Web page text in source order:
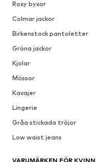
Roxy byxor
Colmar jackor
Birkenstock pantoletter
Gröna jackor
Kjolar
Mössor
Kavajer
Lingerie
Gråa stickada tröjor
Low waist jeans
VARUMÄRKEN FÖR